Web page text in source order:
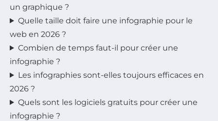
un graphique ?
Quelle taille doit faire une infographie pour le
web en 2026 ?
Combien de temps faut-il pour créer une
infographie ?
Les infographies sont-elles toujours efficaces en
2026 ?
Quels sont les logiciels gratuits pour créer une
infographie ?